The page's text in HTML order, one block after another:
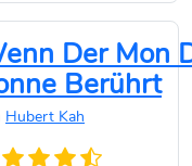
Der Mon
Berührt
Hubert Kah